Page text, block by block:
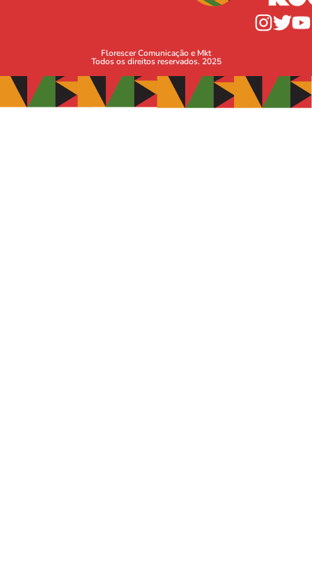
Florescer Comunicação e Mkt
Todos os direitos reservados. 2025